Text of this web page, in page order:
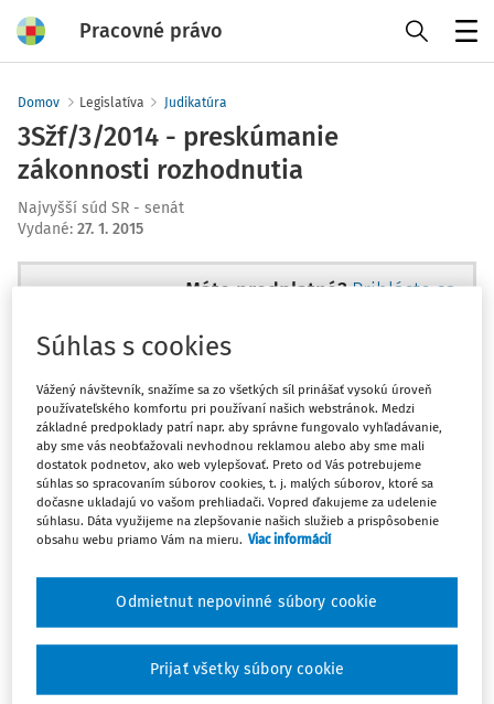
Pracovné právo
Domov Legislatíva Judikatúra
3Sžf/3/2014 - preskúmanie
zákonnosti rozhodnutia
Najvyšší súd SR - senát
Vydané: 27. 1. 2015
Máte predplatné? Prihláste sa
Tento dokument je len pre
predplatiteľov VIP.
Odomknite si prístup zakúpením
predplatného.
Vďaka tomu získate aj:
Kompletný odborný obsah portálu
Všetky praktické nástroje: vzory, smart
Súhlas s cookies
Vážený návštevník, snažíme sa zo všetkých síl prinášať vysokú úroveň
používateľského komfortu pri používaní našich webstránok. Medzi
základné predpoklady patrí napr. aby správne fungovalo vyhľadávanie,
aby sme vás neobťažovali nevhodnou reklamou alebo aby sme mali
dostatok podnetov, ako web vylepšovať. Preto od Vás potrebujeme
súhlas so spracovaním súborov cookies, t. j. malých súborov, ktoré sa
dočasne ukladajú vo vašom prehliadači. Vopred ďakujeme za udelenie
súhlasu. Dáta využijeme na zlepšovanie našich služieb a prispôsobenie
obsahu webu priamo Vám na mieru. Viac informácií
Odmietnut nepovinné súbory cookie
Prijať všetky súbory cookie